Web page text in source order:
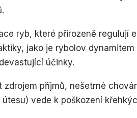
ryb, které přirozeně regulují
jako je rybolov
účinky.
zdrojem příjmů, nešetrné
vede k poškození